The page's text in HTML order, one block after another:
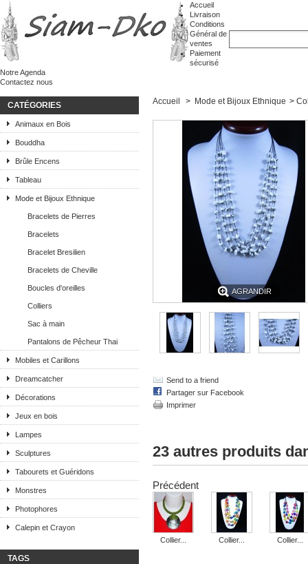
Accueil
Livraison
Conditions
Général de
ventes
Paiement
sécurisé
Notre Agenda
Contactez nous
CATÉGORIES
Animaux en Bois
Bouddha
Brûle Encens
Tableau
Mode et Bijoux Ethnique
Bracelets de Pierres
Bracelets
Bracelet Bresilien
Bracelets de Cheville
Boucles d'oreilles
Colliers
Sac à main
Pantalons de Pêcheur Thai
Mobiles et Carillons
Dreamcatcher
Décorations
Jeux en bois
Lampes
Sculptures
Tabourets et Guéridons
Monstres
Photophores
Calepin et Crayon
TAGS
Accueil > Mode et Bijoux Ethnique >
AGRANDIR
Send to a friend
Partager sur Facebook
Imprimer
23 autres produits
Précédent
Collier... Collier... Collier...